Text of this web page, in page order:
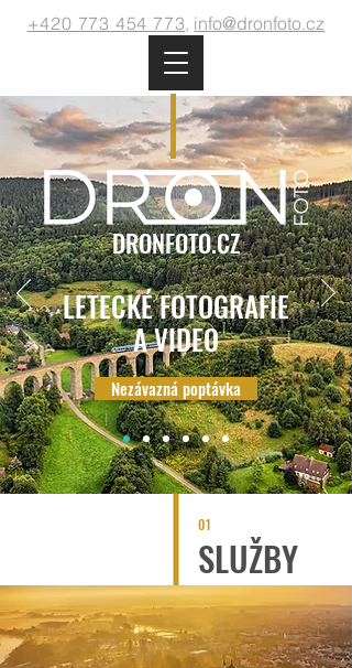
+420 773 454 773, info@dronfoto.cz
DRONFOTO.CZ
LETECKÉ FOTOGRAFIE
A VIDEO
Nezávazná poptávka
SLUŽBY
01